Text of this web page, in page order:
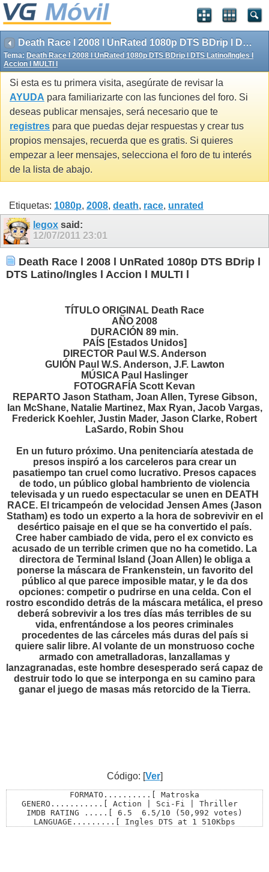
Death Race l 2008 l UnRated 1080p DTS BDrip l DTS Latino/Ingles l Accion l MULTI l
Tema: Death Race l 2008 l UnRated 1080p DTS BDrip l DTS Latino/Ingles l
Accion l MULTI l
Si esta es tu primera visita, asegúrate de revisar la
AYUDA para familiarizarte con las funciones del foro. Si
deseas publicar mensajes, será necesario que te
registres para que puedas dejar respuestas y crear tus
propios mensajes, recuerda que es gratis. Si quieres
empezar a leer mensajes, selecciona el foro de tu interés
de la lista de abajo.
Etiquetas: 1080p, 2008, death, race, unrated
legox said:
12/07/2011 23:01
Death Race l 2008 l UnRated 1080p DTS BDrip l
DTS Latino/Ingles l Accion l MULTI l
TÍTULO ORIGINAL Death Race
AÑO 2008
DURACIÓN 89 min.
PAÍS [Estados Unidos]
DIRECTOR Paul W.S. Anderson
GUIÓN Paul W.S. Anderson, J.F. Lawton
MÚSICA Paul Haslinger
FOTOGRAFÍA Scott Kevan
REPARTO Jason Statham, Joan Allen, Tyrese Gibson,
Ian McShane, Natalie Martinez, Max Ryan, Jacob Vargas,
Frederick Koehler, Justin Mader, Jason Clarke, Robert
LaSardo, Robin Shou
En un futuro próximo. Una penitenciaría atestada de
presos inspiró a los carceleros para crear un
pasatiempo tan cruel como lucrativo. Presos capaces
de todo, un público global hambriento de violencia
televisada y un ruedo espectacular se unen en DEATH
RACE. El tricampeón de velocidad Jensen Ames (Jason
Statham) es todo un experto a la hora de sobrevivir en el
desértico paisaje en el que se ha convertido el país.
Cree haber cambiado de vida, pero el ex convicto es
acusado de un terrible crimen que no ha cometido. La
directora de Terminal Island (Joan Allen) le obliga a
ponerse la máscara de Frankenstein, un favorito del
público al que parece imposible matar, y le da dos
opciones: competir o pudrirse en una celda. Con el
rostro escondido detrás de la máscara metálica, el preso
deberá sobrevivir a los tres días más terribles de su
vida, enfrentándose a los peores criminales
procedentes de las cárceles más duras del país si
quiere salir libre. Al volante de un monstruoso coche
armado con ametralladoras, lanzallamas y
lanzagranadas, este hombre desesperado será capaz de
destruir todo lo que se interponga en su camino para
ganar el juego de masas más retorcido de la Tierra.
Código: [Ver]
FORMATO..........[ Matroska
GENERO...........[ Action | Sci-Fi | Thriller
IMDB RATING .....[ 6.5  6.5/10 (50,992 votes)
LANGUAGE.........[ Ingles DTS at 1 510Kbps